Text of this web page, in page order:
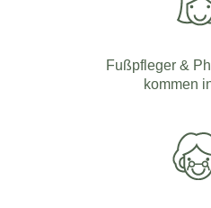
Fußpfleger &
kommen